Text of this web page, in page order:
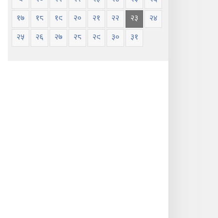
१७
१८ १९ २० २१ २२ २३
२४
२५
२६ २७ २८ २९ ३० ३१